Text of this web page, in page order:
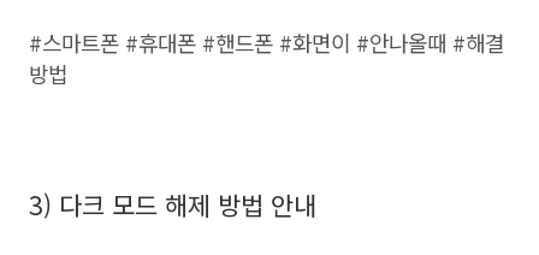
#스마트폰 #휴대폰 #핸드폰 #화면이 #안나올때 #해결
방법
3) 다크 모드 해제 방법 안내